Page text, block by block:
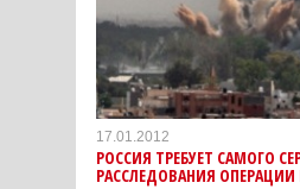
17.01.2012
РОССИЯ ТРЕБУЕТ САМОГО
РАССЛЕДОВАНИЯ